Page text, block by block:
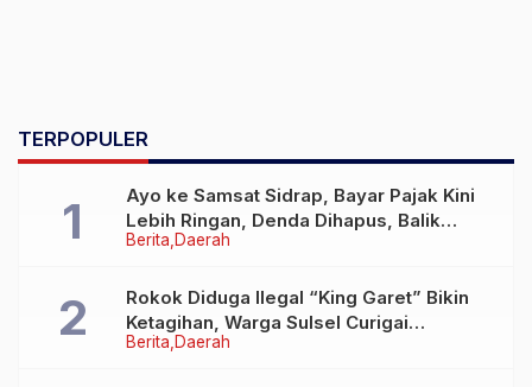
TERPOPULER
Berita Daerah
Ayo ke Samsat Sidrap, Bayar Pajak Kini
Lebih Ringan, Denda Dihapus, Balik
Nama Dipermudah
Berita Daerah
Rokok Diduga Ilegal “King Garet” Bikin
Ketagihan, Warga Sulsel Curigai
Kandungan Zat Berbahaya